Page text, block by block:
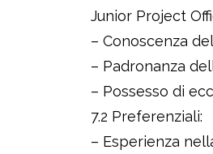
Junior Project
– Conoscenza
– Padronanza
– Possesso di
7.2 Preferenziali:
– Esperienza